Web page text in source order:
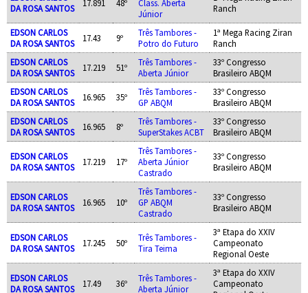
DA ROSA SANTOS
17.891 48º
Class. Aberta
Júnior
Ranch
EDSON CARLOS
DA ROSA SANTOS
17.43 9º
Três Tambores -
Potro do Futuro
1ª Mega Racing Ziran
Ranch
EDSON CARLOS
DA ROSA SANTOS
17.219 51º
Três Tambores -
Aberta Júnior
33º Congresso
Brasileiro ABQM
EDSON CARLOS
DA ROSA SANTOS
16.965 35º
Três Tambores -
GP ABQM
33º Congresso
Brasileiro ABQM
EDSON CARLOS
DA ROSA SANTOS
16.965 8º
Três Tambores -
SuperStakes ACBT
33º Congresso
Brasileiro ABQM
EDSON CARLOS
DA ROSA SANTOS
17.219 17º
Três Tambores -
Aberta Júnior
Castrado
33º Congresso
Brasileiro ABQM
EDSON CARLOS
DA ROSA SANTOS
16.965 10º
Três Tambores -
GP ABQM
Castrado
33º Congresso
Brasileiro ABQM
EDSON CARLOS
DA ROSA SANTOS
17.245 50º
Três Tambores -
Tira Teima
3ª Etapa do XXIV
Campeonato
Regional Oeste
EDSON CARLOS
DA ROSA SANTOS
17.49 36º
Três Tambores -
Aberta Júnior
3ª Etapa do XXIV
Campeonato